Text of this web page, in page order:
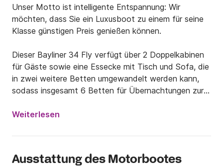
Unser Motto ist intelligente Entspannung: Wir
möchten, dass Sie ein Luxusboot zu einem für seine
Klasse günstigen Preis genießen können.
Dieser Bayliner 34 Fly verfügt über 2 Doppelkabinen
für Gäste sowie eine Essecke mit Tisch und Sofa, die
in zwei weitere Betten umgewandelt werden kann,
sodass insgesamt 6 Betten für Übernachtungen zur
mit alkoholfreien Getränken und frischem Obst. Auf
Weiterlesen
Ausstattung des Motorbootes